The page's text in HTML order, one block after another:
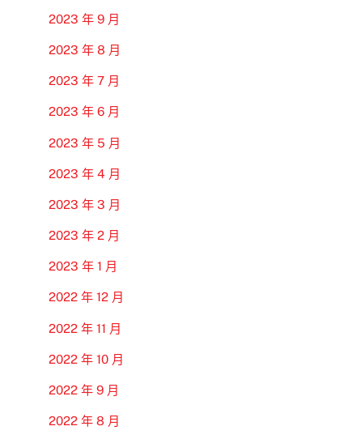
2023 年 9 月
2023 年 8 月
2023 年 7 月
2023 年 6 月
2023 年 5 月
2023 年 4 月
2023 年 3 月
2023 年 2 月
2023 年 1 月
2022 年 12 月
2022 年 11 月
2022 年 10 月
2022 年 9 月
2022 年 8 月